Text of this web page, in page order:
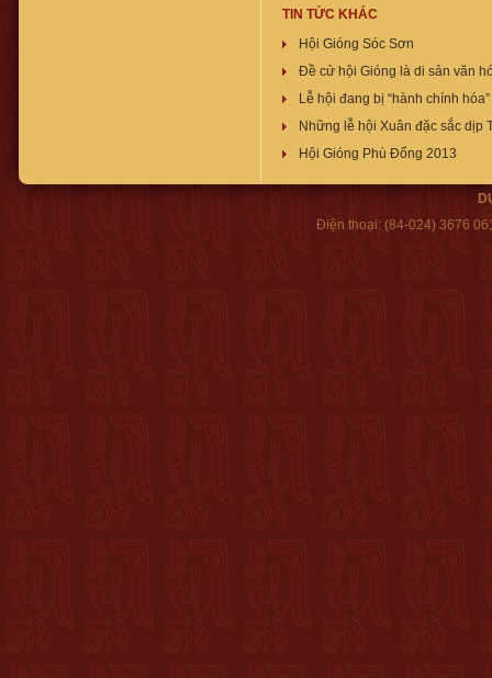
TIN TỨC KHÁC
Hội Gióng Sóc Sơn
Đề cử hội Gióng là di sản văn
Lễ hội đang bị “hành chính hóa”
Những lễ hội Xuân đặc sắc dịp
Hội Gióng Phù Đổng 2013
Điện thoại: (84-024) 3676